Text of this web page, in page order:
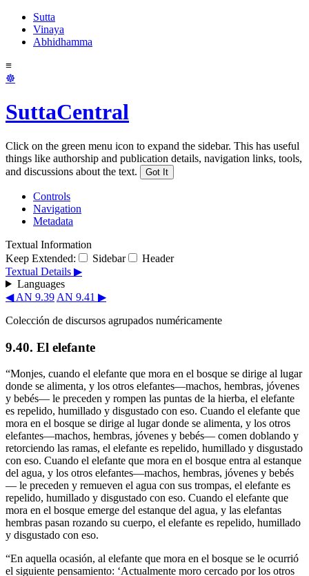
Sutta
Vinaya
Abhidhamma
≡
☸
SuttaCentral
Click on the green menu icon to expand the sidebar. This has useful
things like authorship and publication details, navigation links, tools,
and discussions about the text.
Got It
Controls
Navigation
Metadata
Textual Information
Keep Extended:
Sidebar
Header
Textual Details ▶
Languages
◀ AN 9.39 AN 9.41 ▶
Colección de discursos agrupados numéricamente
9.40. El elefante
“Monjes, cuando el elefante que mora en el bosque se dirige al lugar
donde se alimenta, y los otros elefantes—machos, hembras, jóvenes
y bebés— le preceden y rompen las puntas de la hierba, el elefante
es repelido, humillado y disgustado con eso. Cuando el elefante que
mora en el bosque se dirige al lugar donde se alimenta, y los otros
elefantes—machos, hembras, jóvenes y bebés— comen doblando y
retorciendo las ramas, el elefante es repelido, humillado y disgustado
con eso. Cuando el elefante que mora en el bosque entra al estanque
del agua, y los otros elefantes—machos, hembras, jóvenes y bebés
— le preceden y remueven el agua con sus trompas, el elefante es
repelido, humillado y disgustado con eso. Cuando el elefante que
mora en el bosque emerge del estanque del agua, y las elefantas
hembras pasan rozando su cuerpo, el elefante es repelido, humillado
y disgustado con eso.
“En aquella ocasión, al elefante que mora en el bosque se le ocurrió
el siguiente pensamiento: ‘Actualmente moro cercado por los otros